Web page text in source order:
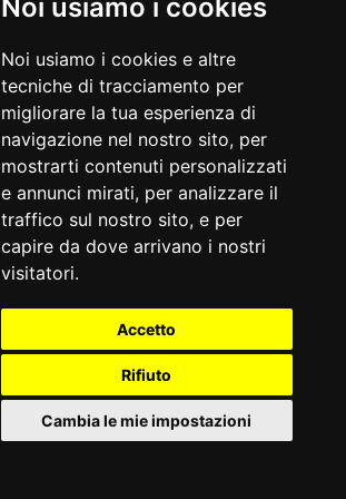
Noi usiamo i cookies
Noi usiamo i cookies e altre
tecniche di tracciamento per
migliorare la tua esperienza di
navigazione nel nostro sito, per
mostrarti contenuti personalizzati
e annunci mirati, per analizzare il
traffico sul nostro sito, e per
capire da dove arrivano i nostri
visitatori.
Accetto
Rifiuto
Cambia le mie impostazioni